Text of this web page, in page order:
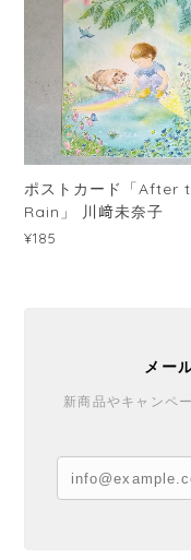
ポストカード「After
Rain」 川﨑未奈子
¥185
メー
新商品やキャンペ